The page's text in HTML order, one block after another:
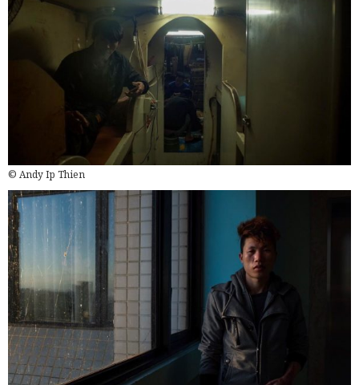
© Andy Ip Thien